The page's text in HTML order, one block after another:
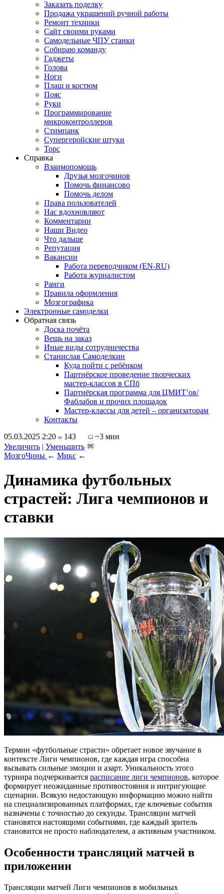
Заказать поделку
Продажа украшений ручной работы
Ремонт техники
Сайт своими руками
Самодельные ЧПУ станки
Собираю команду
Гаджеты
Голова
Ноги
Плащ и костюм
Пояс
Руки
Программирование
микроконтроллеров
Стимпанк
Супергеройские штуки
Торс
Справка
Взаимопомощь
Друзья мозгочинов
Помочь финансово
Помочь делом
Права пользователей
Нас вдохновляют
Комментарии
Наши Видео
Что дальше
Репутация
Вакансии
Работа переводчиком (EN-RU)
Работа журналистом
Ранги
Правила оформления
Мозгографика
Электронные самоделки
Обратная связь
Доска почёта
Вещь на заказ
Иные виды сотрудничества
Станислав Самоделкин
Куда пойти с ребёнком
Партнёрское проведение творческих
мастер-классов в СПб
Партнёрская программа для ЦМИТ’ов/
Фаблабов и прочих площадок
Мастер-классы для детей – организаторам
Контакты
05.03.2025 2:20
143
~3 мин
Увеличить | Уменьшить
МозгоЧины ← Микс ←
Динамика футбольных
страстей: Лига чемпионов и
ставки
Термин «футбольные страсти» обретает новое звучание в
контексте Лиги чемпионов, где каждая игра способна
вызывать сильные эмоции и азарт. Уникальность этого
турнира подчеркивается расписание лиги чемпионов, которое
формирует неожиданные противостояния и интригующие
сценарии. Всякую недостающую информацию можно найти
на специализированных платформах, где ключевые события
назначены с точностью до секунды. Трансляции матчей
становятся настоящими событиями, где каждый зритель
становится не просто наблюдателем, а активным участником.
Особенности трансляций матчей в
приложении
Трансляции матчей Лиги чемпионов в мобильных